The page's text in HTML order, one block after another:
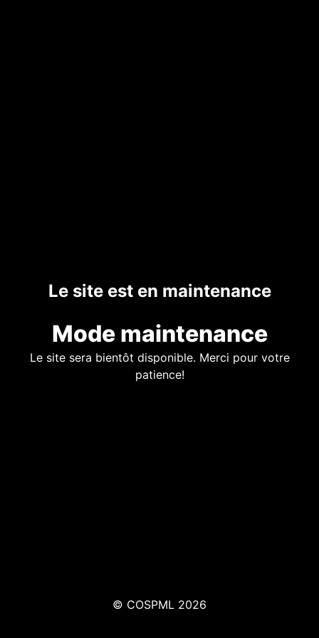
Le site est en maintenance
Mode maintenance
Le site sera bientôt disponible. Merci pour votre
patience!
© COSPML 2026